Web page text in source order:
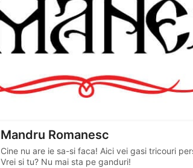
Mandru Romanesc
Cine nu are ie sa-si faca! Aici vei gasi tricouri
Vrei si tu? Nu mai sta pe ganduri!